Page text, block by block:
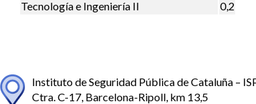
Tecnología e Ingeniería II
0,2
Instituto de Seguridad Pública de Cataluña –
Ctra. C-17, Barcelona-Ripoll, km 13,5